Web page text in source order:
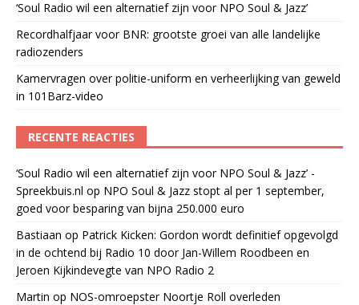
‘Soul Radio wil een alternatief zijn voor NPO Soul & Jazz’
Recordhalfjaar voor BNR: grootste groei van alle landelijke
radiozenders
Kamervragen over politie-uniform en verheerlijking van geweld
in 101Barz-video
RECENTE REACTIES
‘Soul Radio wil een alternatief zijn voor NPO Soul & Jazz’ -
Spreekbuis.nl op NPO Soul & Jazz stopt al per 1 september,
goed voor besparing van bijna 250.000 euro
Bastiaan op Patrick Kicken: Gordon wordt definitief opgevolgd
in de ochtend bij Radio 10 door Jan-Willem Roodbeen en
Jeroen Kijkindevegte van NPO Radio 2
Martin op NOS-omroepster Noortje Roll overleden